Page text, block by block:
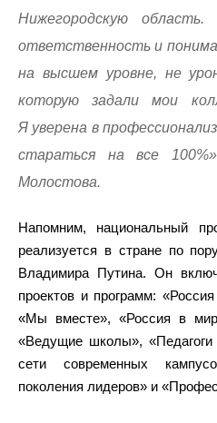
Нижегородскую
ответственность и
на высшем уровне, не
которую задали мои
Я уверена в
стараться на все
Молостова.
Напомним, национальный
реализуется в стране по
Владимира Путина. Он
проектов и программ:
«Мы вместе», «Россия в
«Ведущие школы», «Педагоги
сети современных
поколения лидеров» и